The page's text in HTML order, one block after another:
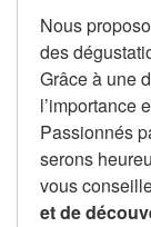
Nous
des
Grâce à une
l’importance
Passionnés
serons
vous
et de